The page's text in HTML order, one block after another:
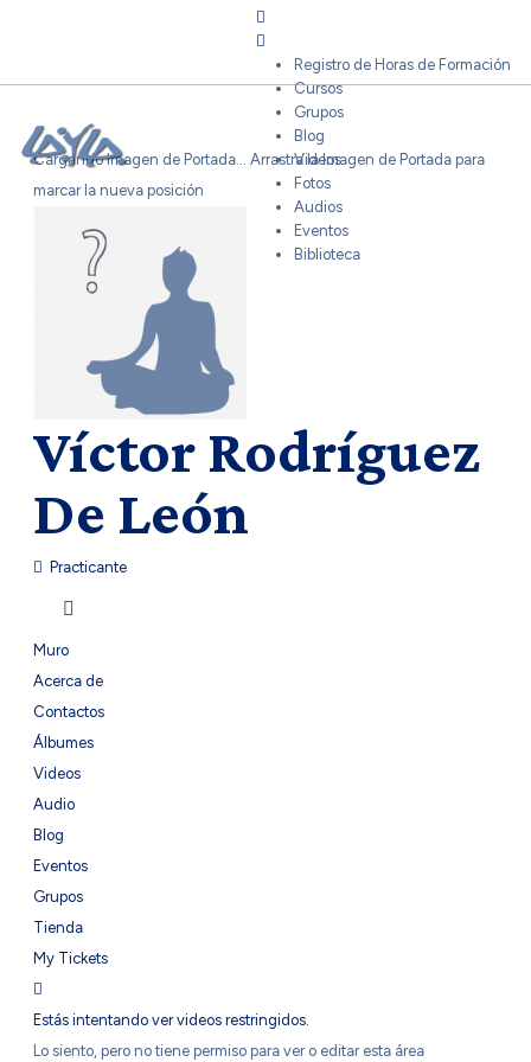
Registro de Horas de Formación
Cursos
Grupos
Blog
Videos
Fotos
Audios
Eventos
Biblioteca
Cargando Imagen de Portada... Arrastra la Imagen de Portada para
marcar la nueva posición
Víctor Rodríguez
De León
Practicante
Muro
Acerca de
Contactos
Álbumes
Videos
Audio
Blog
Eventos
Grupos
Tienda
My Tickets
Estás intentando ver videos restringidos.
Lo siento, pero no tiene permiso para ver o editar esta área